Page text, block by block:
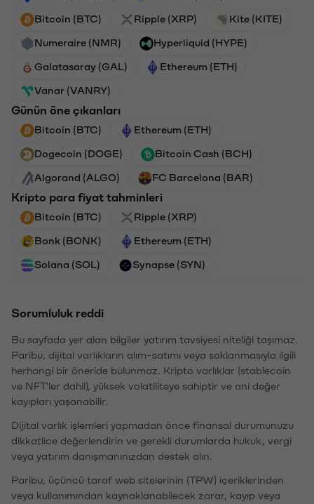
Bitcoin (BTC) Ripple (XRP) Kite (KITE)
Numeraire (NMR) Hyperliquid (HYPE)
Galatasaray (GAL) Ethereum (ETH)
Vanar (VANRY)
Günün öne çıkanları
Bitcoin (BTC) Ethereum (ETH)
Dogecoin (DOGE) Bitcoin Cash (BCH)
Algorand (ALGO) FC Barcelona (BAR)
Kripto para fiyat tahminleri
Bitcoin (BTC) Ripple (XRP)
Bonk (BONK) Ethereum (ETH)
Solana (SOL) Synapse (SYN)
Sorumluluk reddi
Bu sayfada yer alan bilgiler yatırım tavsiyesi niteliği taşımaz.
Paribu, dijital varlıkların alım-satımı veya saklanmasıyla ilgili
herhangi bir öneride bulunmaz. Kripto varlıklar (stablecoin
ve NFT'ler dahil), yüksek volatiliteye sahiptir ve ani değer
kayıpları yaşanabilir.
Dijital varlık işlemleri yapmadan önce finansal durumunuzu
dikkatlice değerlendirin ve gerekli durumlarda hukuk, vergi
veya yatırım danışmanınızdan destek alın.
Paribu, üçüncü taraf web sitelerinin (TPW) içeriklerinden
veya kullanımından kaynaklanabilecek zarar, kayıp veya